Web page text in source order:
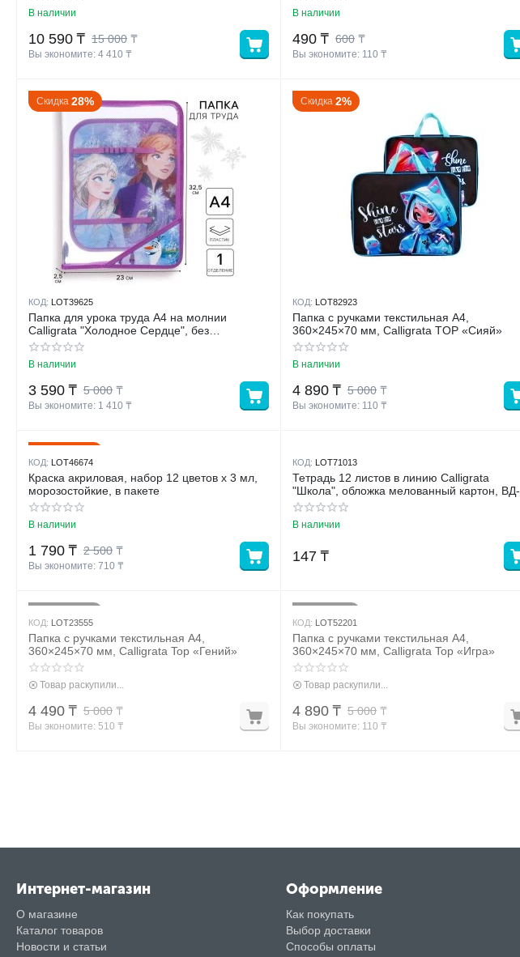
В наличии
15 000 ₸
10 590 ₸
Вы экономите: 4 410 ₸
В наличии
600 ₸
490 ₸
Вы экономите: 110 ₸
Скидка 28%
КОД: LOT39625
Папка для урока труда А4 на молнии
Calligrata "Холодное Сердце", без
наполнения
В наличии
5 000 ₸
3 590 ₸
Вы экономите: 1 410 ₸
Скидка 2%
КОД: LOT82923
Папка с ручками текстильная А4,
360×245×70 мм, Calligrata TOP «Сияй»
В наличии
5 000 ₸
4 890 ₸
Вы экономите: 110 ₸
КОД: LOT46674
Краска акриловая, набор 12 цветов х 3 мл,
морозостойкие, в пакете
В наличии
2 500 ₸
1 790 ₸
Вы экономите: 710 ₸
КОД: LOT71013
Тетрадь 12 листов в линию Calligrata
"Школа", обложка мелованный картон, ВД-
лак, блок офсет, белизна 95%, МИКС
В наличии
147 ₸
КОД: LOT23555
Папка с ручками текстильная А4,
360×245×70 мм, Calligrata Top «Гений»
Товар раскупили...
5 000 ₸
4 490 ₸
Вы экономите: 510 ₸
КОД: LOT52201
Папка с ручками текстильная А4,
360×245×70 мм, Calligrata Top «Игра»
Товар раскупили...
5 000 ₸
4 890 ₸
Вы экономите: 110 ₸
Интернет-магазин
О магазине
Каталог товаров
Новости и статьи
Оформление
Как покупать
Выбор доставки
Способы оплаты